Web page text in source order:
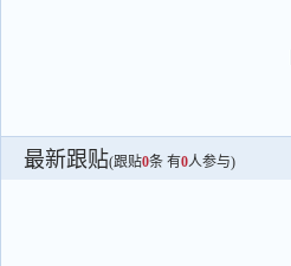
最新跟贴(跟贴0条 有0人参与)